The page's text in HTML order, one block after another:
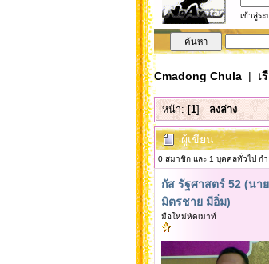
เข้าสู่ร
Cmadong Chula| เ
หน้า: [1] ลงล่าง
ผู้เขียน
0 สมาชิก และ 1 บุคคลทั่วไป ก
กัส รัฐศาสตร์ 52 (นาย
มิตรชาย มีอิ่ม)
มือใหม่หัดเมาท์